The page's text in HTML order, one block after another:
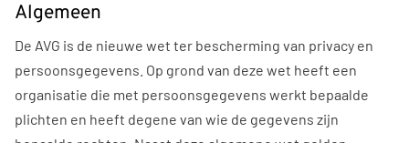
Algemeen
De AVG is de nieuwe wet ter bescherming van privacy en
persoonsgegevens. Op grond van deze wet heeft een
organisatie die met persoonsgegevens werkt bepaalde
plichten en heeft degene van wie de gegevens zijn